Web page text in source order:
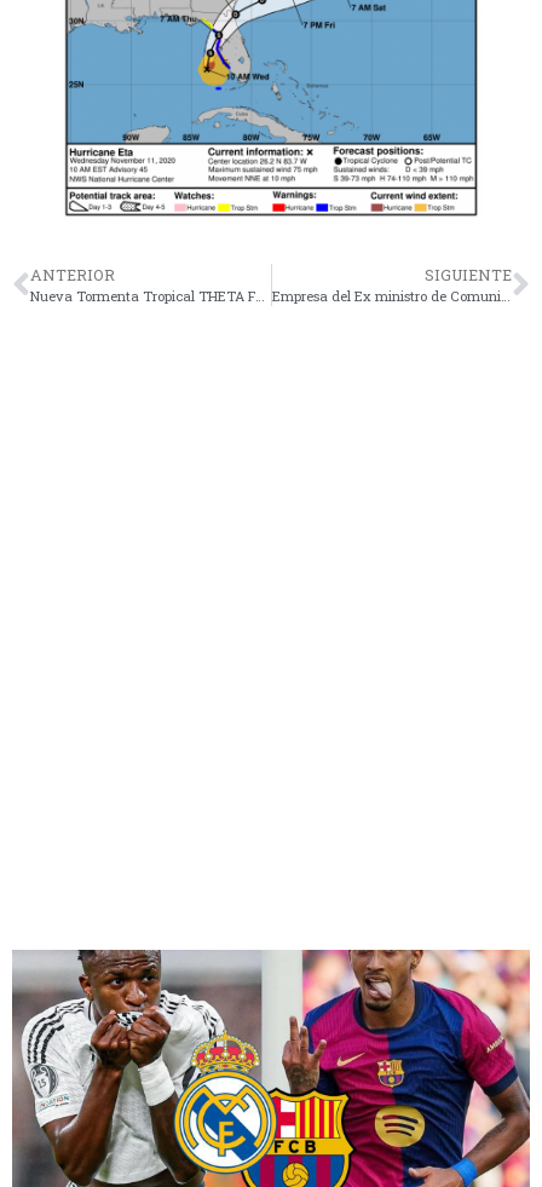
ANTERIOR
Nueva Tormenta Tropical THETA Formado en el Océano Atlántico No Representa Peligro Para Guatemala
SIGUIENTE
Empresa del Ex ministro de Comunicaciones, Alejandro Sinibaldi y Partido Político (Bienestar Nacional) Cobra Fondo de protección del Empleo.